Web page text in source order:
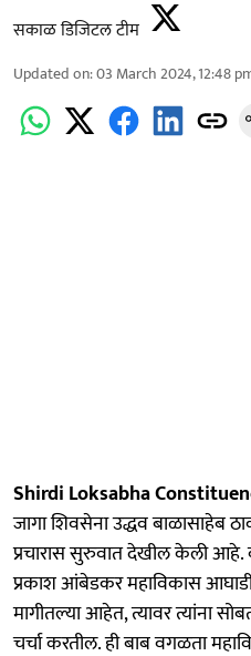
सकाळ डिजिटल टीम
Updated on:03 March 2024, 12:48
Shirdi Loksabha
जागा शिवसेना उद्धव बाळासाहेब
प्रचारास सुरुवात देखील केली
प्रकाश आंबेडकर महाविकास आघाडी
मागीतल्या आहेत, त्यावर त्यांना
चर्चा करतील. ही बाब वगळता